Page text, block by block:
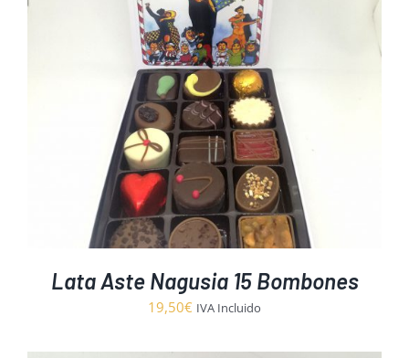
Lata Aste Nagusia 15 Bombones
19,50€ IVA Incluido